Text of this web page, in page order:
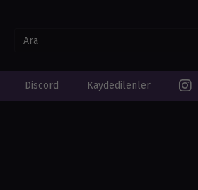
Discord Kaydedilenler